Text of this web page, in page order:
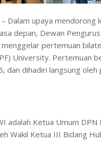
– Dalam upaya
depan, Dewan
pertemuan
University. Pertemuan
dan dihadiri langsung
adalah Ketua Umum DPN
Wakil Ketua III Bidang